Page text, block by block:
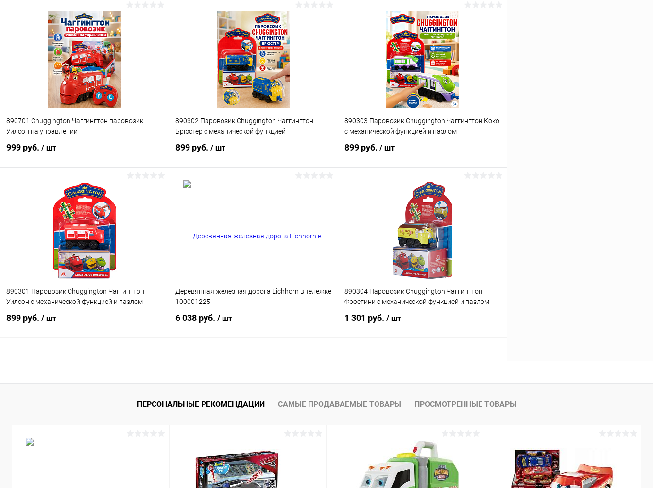
890701 Chuggington Чаггингтон паровозик
Уилсон на управлении
999 руб. / шт
В корзину
Купить в 1 клик Сравнение
В наличии
890302 Паровозик Chuggington Чаггингтон
Брюстер с механической функцией
899 руб. / шт
890303 Паровозик Chuggington Чаггингтон Коко
с механической функцией и пазлом
899 руб. / шт
В корзину
Сравнение
В наличии
890301 Паровозик Chuggington Чаггингтон
Уилсон с механической функцией и пазлом
899 руб. / шт
Купить в 1 клик Сравнение
Деревянная железная дорога Eichhorn в тележке
100001225
6 038 руб. / шт
Купить в 1 клик Сравнение
В избранное Недоступно
890304 Паровозик Chuggington Чаггингтон
Фростини с механической функцией и пазлом
1 301 руб. / шт
Купить в 1 клик Сравнение
В избранное Недоступно
ПЕРСОНАЛЬНЫЕ РЕКОМЕНДАЦИИ САМЫЕ ПРОДАВАЕМЫЕ ТОВАРЫ ПРОСМОТРЕННЫЕ ТОВАРЫ